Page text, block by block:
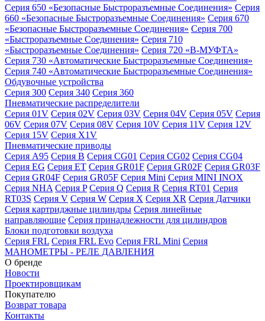
Серия 650 «Безопасные Быстроразъемные Соединения» Серия
660 «Безопасные Быстроразъемные Соединения» Серия 670
«Безопасные Быстроразъемные Соединения» Серия 700
«Быстроразъемные Соединения» Серия 710
«Быстроразъемные Соединения» Серия 720 «B-МУФТА»
Серия 730 «Автоматические Быстроразъемные Соединения»
Серия 740 «Автоматические Быстроразъемные Соединения»
Обдувочные устройства
Серия 300 Серия 340 Серия 360
Пневматические распределители
Серия 01V Серия 02V Серия 03V Серия 04V Серия 05V Серия
06V Серия 07V Серия 08V Серия 10V Серия 11V Серия 12V
Серия 15V Серия X1V
Пневматические приводы
Серия A95 Серия B Серия CG01 Серия CG02 Серия CG04
Серия EG Серия ET Серия GR01F Серия GR02F Серия GR03F
Серия GR04F Серия GR05F Серия Mini Серия MINI INOX
Серия NHA Серия P Серия Q Серия R Серия RT01 Серия
RT03S Серия V Серия W Серия X Серия XR Серия Датчики
Серия картриджные цилиндры Серия линейные
направляющие Серия принадлежности для цилиндров
Блоки подготовки воздуха
Серия FRL Серия FRL Evo Серия FRL Mini Серия
МАНОМЕТРЫ - РЕЛЕ ДАВЛЕНИЯ
О бренде
Новости
Проектировщикам
Покупателю
Возврат товара
Контакты